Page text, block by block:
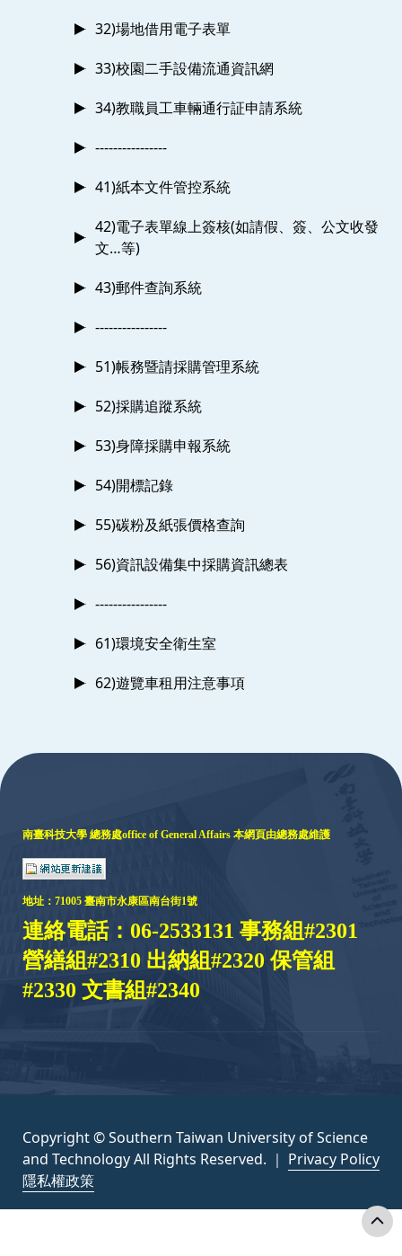
32)場地借用電子表單
33)校園二手設備流通資訊網
34)教職員工車輛通行証申請系統
----------------
41)紙本文件管控系統
42)電子表單線上簽核(如請假、簽、公文收發
文…等)
43)郵件查詢系統
----------------
51)帳務暨請採購管理系統
52)採購追蹤系統
53)身障採購申報系統
54)開標記錄
55)碳粉及紙張價格查詢
56)資訊設備集中採購資訊總表
----------------
61)環境安全衛生室
62)遊覽車租用注意事項
南臺科技大學 總務處office of General Affairs 本網頁由總務處維護
地址： 71005 臺南市永康區南台街1號
連絡電話：06-2533131 事務組#2301
營繕組#2310 出納組#2320 保管組
#2330 文書組#2340
Copyright © Southern Taiwan University of Science
and Technology All Rights Reserved. ｜ Privacy Policy
隱私權政策